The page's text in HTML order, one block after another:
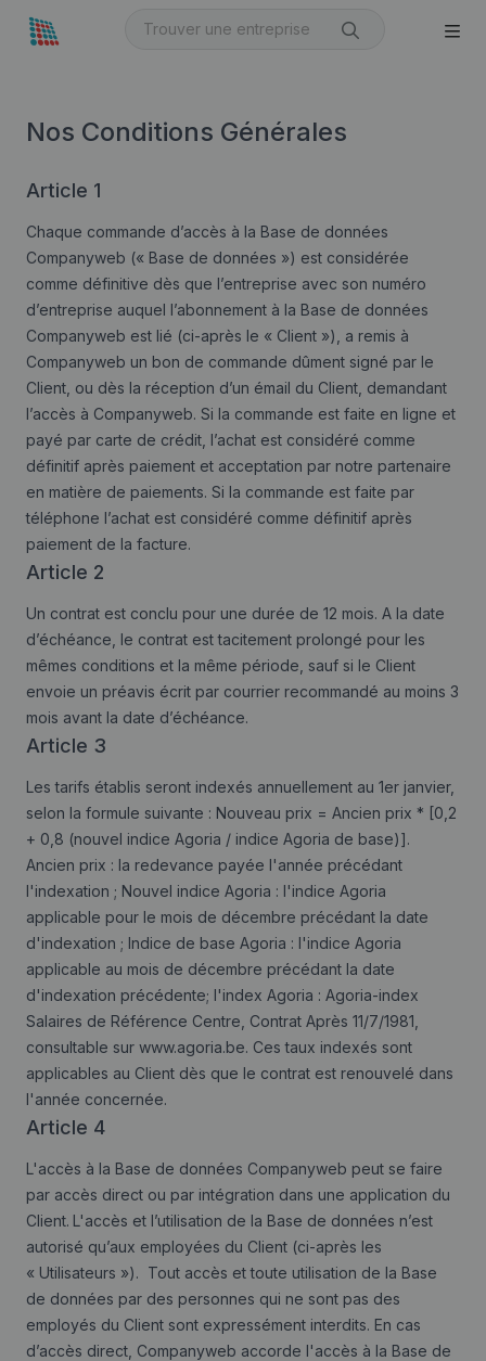
Nos Conditions Générales
Article 1
Chaque commande d’accès à la Base de données
Companyweb (« Base de données ») est considérée
comme définitive dès que l’entreprise avec son numéro
d’entreprise auquel l’abonnement à la Base de données
Companyweb est lié (ci-après le « Client »), a remis à
Companyweb un bon de commande dûment signé par le
Client, ou dès la réception d’un émail du Client, demandant
l’accès à Companyweb. Si la commande est faite en ligne et
payé par carte de crédit, l’achat est considéré comme
définitif après paiement et acceptation par notre partenaire
en matière de paiements. Si la commande est faite par
téléphone l’achat est considéré comme définitif après
paiement de la facture.
Article 2
Un contrat est conclu pour une durée de 12 mois. A la date
d’échéance, le contrat est tacitement prolongé pour les
mêmes conditions et la même période, sauf si le Client
envoie un préavis écrit par courrier recommandé au moins 3
mois avant la date d’échéance.
Article 3
Les tarifs établis seront indexés annuellement au 1er janvier,
selon la formule suivante : Nouveau prix = Ancien prix * [0,2
+ 0,8 (nouvel indice Agoria / indice Agoria de base)].
Ancien prix : la redevance payée l'année précédant
l'indexation ; Nouvel indice Agoria : l'indice Agoria
applicable pour le mois de décembre précédant la date
d'indexation ; Indice de base Agoria : l'indice Agoria
applicable au mois de décembre précédant la date
d'indexation précédente; l'index Agoria : Agoria-index
Salaires de Référence Centre, Contrat Après 11/7/1981,
consultable sur www.agoria.be. Ces taux indexés sont
applicables au Client dès que le contrat est renouvelé dans
l'année concernée.
Article 4
L'accès à la Base de données Companyweb peut se faire
par accès direct ou par intégration dans une application du
Client. L'accès et l’utilisation de la Base de données n’est
autorisé qu’aux employées du Client (ci-après les
« Utilisateurs »). Tout accès et toute utilisation de la Base
de données par des personnes qui ne sont pas des
employés du Client sont expressément interdits. En cas
d’accès direct, Companyweb accorde l'accès à la Base de